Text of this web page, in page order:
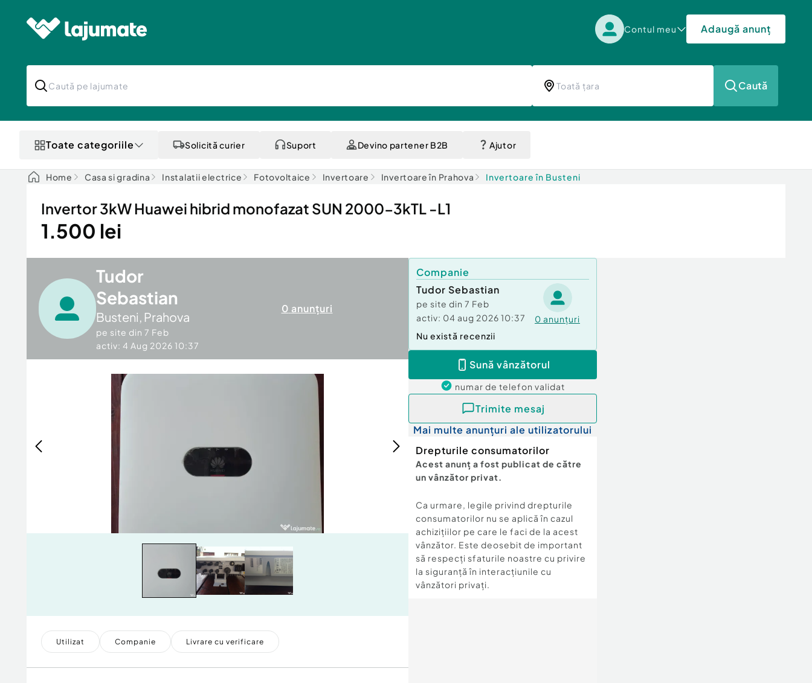
Contul meu Adaugă anunț
Caută
Toate categoriile Solicită curier Suport Devino partener B2B Ajutor
Home Casa si gradina Instalatii electrice Fotovoltaice Invertoare Invertoare în Prahova Invertoare în Busteni
Invertor 3kW Huawei hibrid monofazat SUN 2000-3kTL -L1
1.500 lei
Tudor
Sebastian
Busteni, Prahova
pe site din 7 Feb
activ: 4 Aug 2026 10:37
0 anunțuri
Utilizat Companie Livrare cu verificare
Companie
Tudor Sebastian
pe site din 7 Feb
activ: 04 aug 2026 10:37 0 anunțuri
Nu există recenzii
Sună vânzătorul
numar de telefon validat
Trimite mesaj
Mai multe anunțuri ale utilizatorului
Drepturile consumatorilor
Acest anunț a fost publicat de către
un vânzător privat.
Ca urmare, legile privind drepturile
consumatorilor nu se aplică în cazul
achizițiilor pe care le faci de la acest
vânzător. Este deosebit de important
să respecți sfaturile noastre cu privire
la siguranță în interacțiunile cu
vânzători privați.